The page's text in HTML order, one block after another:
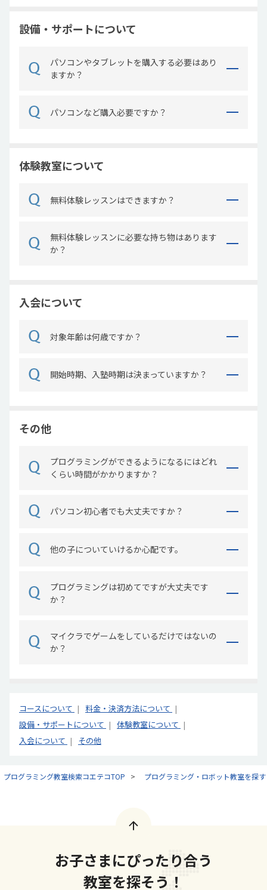
設備・サポートについて
パソコンやタブレットを購入する必要はあり
ますか？
パソコンなど購入必要ですか？
体験教室について
無料体験レッスンはできますか？
無料体験レッスンに必要な持ち物はあります
か？
入会について
対象年齢は何歳ですか？
開始時期、入塾時期は決まっていますか？
その他
プログラミングができるようになるにはどれ
くらい時間がかかりますか？
パソコン初心者でも大丈夫ですか？
他の子についていけるか心配です。
プログラミングは初めてですが大丈夫です
か？
マイクラでゲームをしているだけではないの
か？
コースについて
料金・決済方法について
設備・サポートについて
体験教室について
入会について
その他
プログラミング教室検索コエテコTOP プログラミング・ロボット教室を探す
お子さまにぴったり合う
教室を探そう！